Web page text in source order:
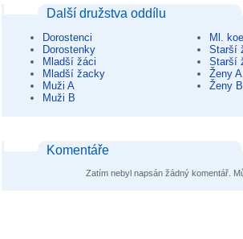
Další družstva oddílu
Dorostenci
Dorostenky
Mladší žáci
Mladší žacky
Muži A
Muži B
Ml.
Starší
Starší
Ženy A
Ženy B
Komentáře
Zatím nebyl napsán žádný komentář.